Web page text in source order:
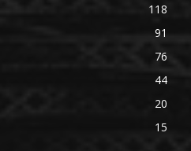
118
91
76
44
20
15